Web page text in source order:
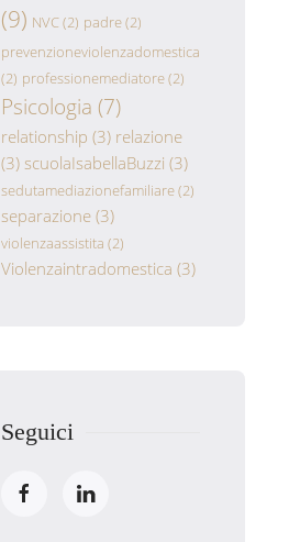
(9) NVC(2) padre(2)
prevenzioneviolenzadomestica
(2) professionemediatore(2)
Psicologia (7)
relationship (3) relazione
(3) scuolaIsabellaBuzzi (3)
sedutamediazionefamiliare(2)
separazione(3)
violenzaassistita (2)
Violenzaintradomestica (3)
Seguici